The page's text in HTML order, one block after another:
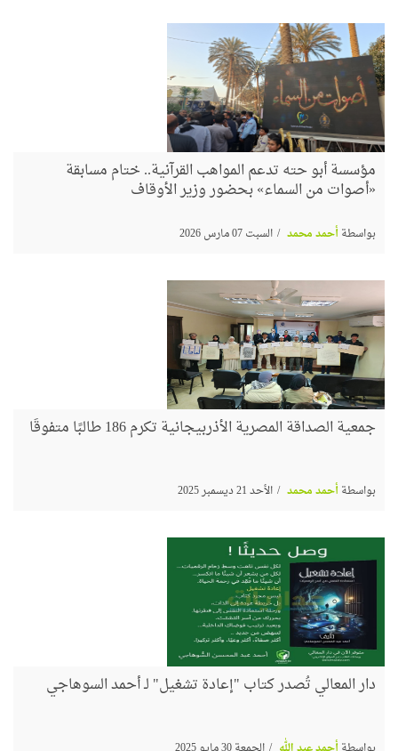
مؤسسة أبو حته تدعم المواهب القرآنية.. ختام مسابقة
«أصوات من السماء» بحضور وزير الأوقاف
بواسطةأحمد محمد السبت 07 مارس 2026
جمعية الصداقة المصرية الأذربيجانية تكرم 186 طالبًا متفوقًا
بواسطةأحمد محمد الأحد 21 ديسمبر 2025
دار المعالي تُصدر كتاب "إعادة تشغيل" لـ أحمد السوهاجي